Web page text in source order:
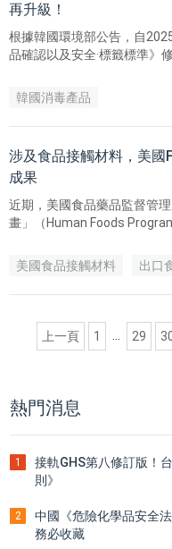
再升級！
根據韓國環境部公告，自
品確認以及安全·標籤標準》
規要求，同時也標誌著韓國
韓國消毒產品
涉及食品接觸材料，美國
成果
近期，美國食品藥品監督管
畫」（Human Foods
食品安全及相關領域邁出了重
美國食品接觸材料 出口
上一頁 1 29
熱門消息
1
接軌GHS第八修訂版！
則》
2
中國《危險化學品安全
務必收藏